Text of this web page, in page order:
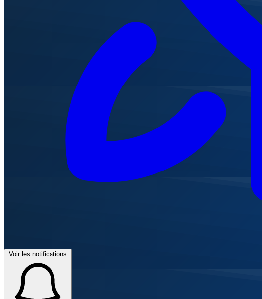
Voir les notifications